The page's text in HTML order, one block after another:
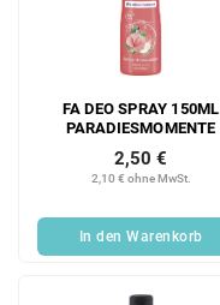
FA DEO SPRAY 150ML
PARADIESMOMENTE
2,10 € ohne MwSt.
2,50 €
In den Warenkorb